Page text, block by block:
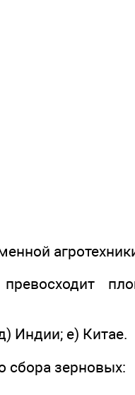
Индии; е) Китае.
сбора зерновых: